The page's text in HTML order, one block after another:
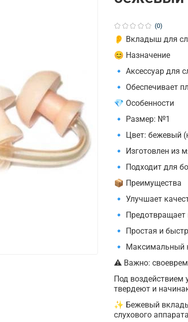
(0)
👂 Вкладыш для
😊 Назначение
🔹 Аксессуар для
🔹 Обеспечивает
💎 Особенности
🔹 Размер: №1
🔹 Цвет: бежевый
🔹 Изготовлен из
🔹 Подходит для
📦 Преимущества
🔹 Улучшает
🔹 Предотвращает
🔹 Простая и
🔹 Максимальный
⚠️ Важно:
Под воздействием
твердеют и
✨ Бежевый
слухового